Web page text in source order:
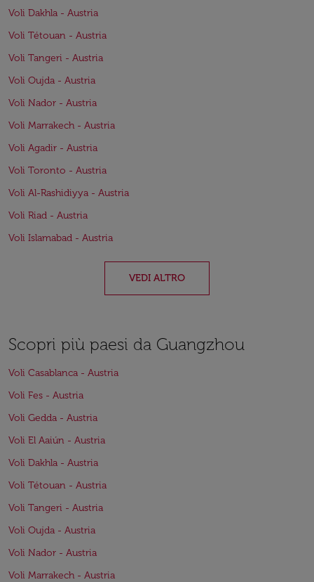
Voli Dakhla - Austria
Voli Tétouan - Austria
Voli Tangeri - Austria
Voli Oujda - Austria
Voli Nador - Austria
Voli Marrakech - Austria
Voli Agadir - Austria
Voli Toronto - Austria
Voli Al-Rashidiyya - Austria
Voli Riad - Austria
Voli Islamabad - Austria
VEDI ALTRO
Scopri più paesi da Guangzhou
Voli Casablanca - Austria
Voli Fes - Austria
Voli Gedda - Austria
Voli El Aaiún - Austria
Voli Dakhla - Austria
Voli Tétouan - Austria
Voli Tangeri - Austria
Voli Oujda - Austria
Voli Nador - Austria
Voli Marrakech - Austria